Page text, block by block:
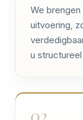
We
uitvoering,
u